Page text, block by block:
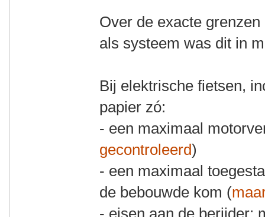
Over de exacte
als systeem was dit in
Bij elektrische fietsen,
papier zó:
- een maximaal
gecontroleerd)
- een maximaal
de bebouwde kom (
- eisen aan de berijder: